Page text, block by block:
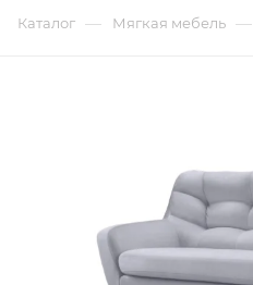
Каталог — Мягкая мебель —